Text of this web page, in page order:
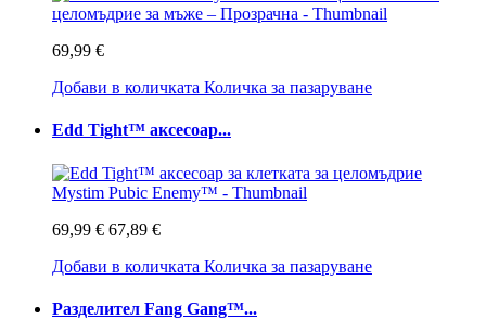
69,99 €
Добави в количката Количка за пазаруване
Edd Tight™ аксесоар...
69,99 € 67,89 €
Добави в количката Количка за пазаруване
Разделител Fang Gang™...